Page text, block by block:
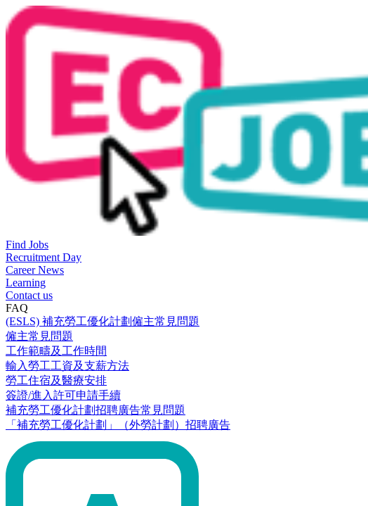
Find Jobs
Recruitment Day
Career News
Learning
Contact us
FAQ
(ESLS) 補充勞工優化計劃僱主常見問題
僱主常見問題
工作範疇及工作時間
輸入勞工工資及支薪方法
勞工住宿及醫療安排
簽證/進入許可申請手續
補充勞工優化計劃招聘廣告常見問題
「補充勞工優化計劃」（外勞計劃）招聘廣告